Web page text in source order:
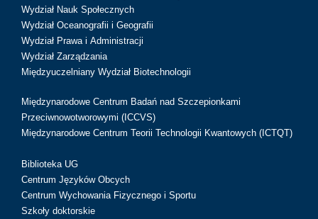
Wydział Nauk Społecznych
Wydział Oceanografii i Geografii
Wydział Prawa i Administracji
Wydział Zarządzania
Międzyuczelniany Wydział Biotechnologii
Międzynarodowe Centrum Badań nad Szczepionkami
Przeciwnowotworowymi (ICCVS)
Międzynarodowe Centrum Teorii Technologii Kwantowych (ICTQT)
Biblioteka UG
Centrum Języków Obcych
Centrum Wychowania Fizycznego i Sportu
Szkoły doktorskie